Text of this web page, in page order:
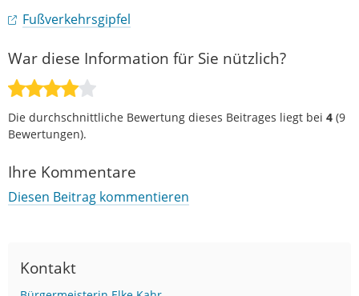
Fußverkehrsgipfel
War diese Information für Sie nützlich?
Die durchschnittliche Bewertung dieses Beitrages liegt bei 4 (9
Bewertungen).
Ihre Kommentare
Diesen Beitrag kommentieren
Kontakt